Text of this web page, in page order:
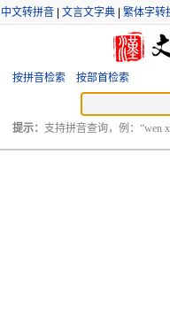
中文转拼音 文言文字典 繁体字转
按拼音检索 按部首检索
提示： 支持拼音查询，例：“wen